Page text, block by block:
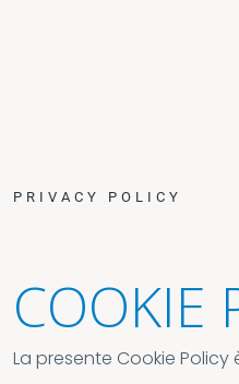
PRIVACY POLICY
COOKIE
La presente Cookie